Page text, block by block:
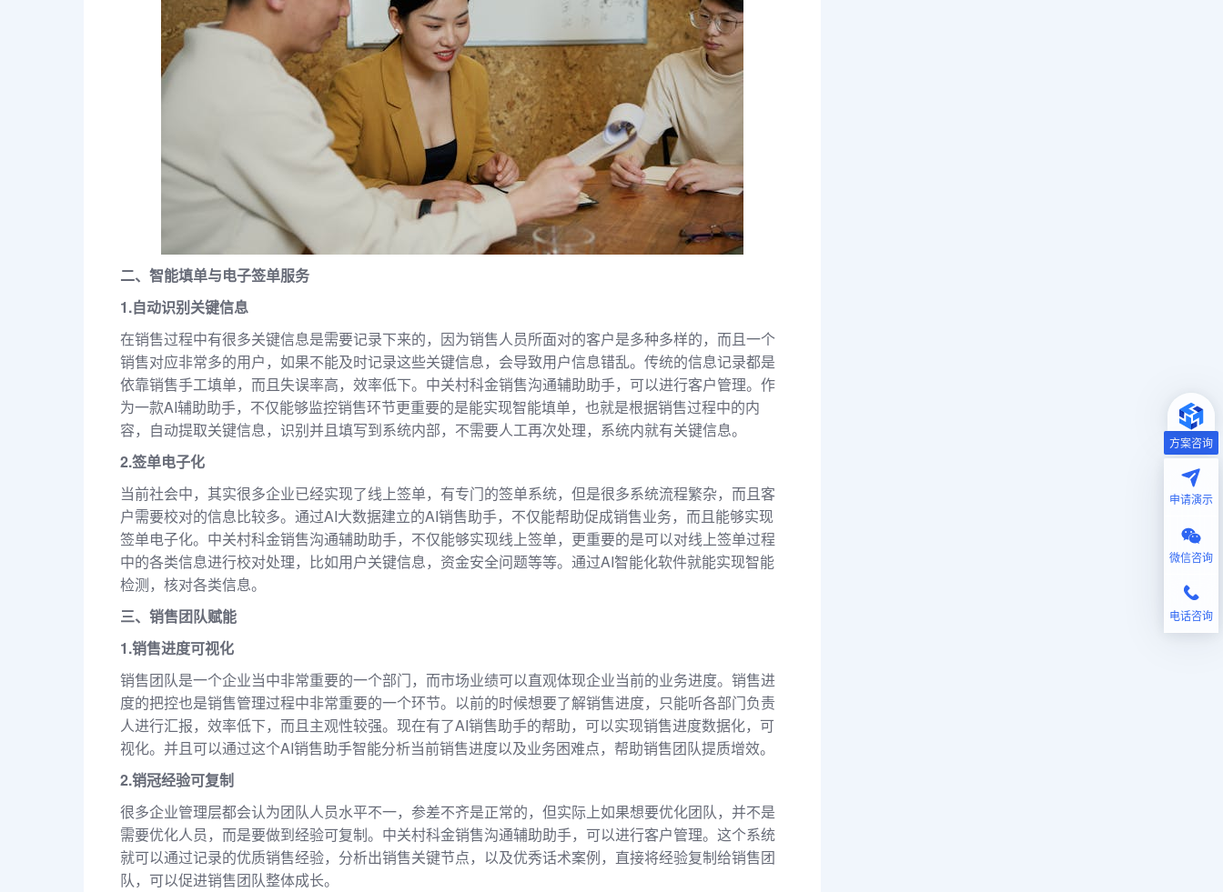
二、智能填单与电子签单服务
1.自动识别关键信息
在销售过程中有很多关键信息是需要记录下来的，因为销售人员所面对的客户是多种多样的，而且一个
销售对应非常多的用户，如果不能及时记录这些关键信息，会导致用户信息错乱。传统的信息记录都是
依靠销售手工填单，而且失误率高，效率低下。中关村科金销售沟通辅助助手，可以进行客户管理。作
为一款AI辅助助手，不仅能够监控销售环节更重要的是能实现智能填单，也就是根据销售过程中的内
容，自动提取关键信息，识别并且填写到系统内部，不需要人工再次处理，系统内就有关键信息。
2.签单电子化
当前社会中，其实很多企业已经实现了线上签单，有专门的签单系统，但是很多系统流程繁杂，而且客
户需要校对的信息比较多。通过AI大数据建立的AI销售助手，不仅能帮助促成销售业务，而且能够实现
签单电子化。中关村科金销售沟通辅助助手，不仅能够实现线上签单，更重要的是可以对线上签单过程
中的各类信息进行校对处理，比如用户关键信息，资金安全问题等等。通过AI智能化软件就能实现智能
检测，核对各类信息。
三、销售团队赋能
1.销售进度可视化
销售团队是一个企业当中非常重要的一个部门，而市场业绩可以直观体现企业当前的业务进度。销售进
度的把控也是销售管理过程中非常重要的一个环节。以前的时候想要了解销售进度，只能听各部门负责
人进行汇报，效率低下，而且主观性较强。现在有了AI销售助手的帮助，可以实现销售进度数据化，可
视化。并且可以通过这个AI销售助手智能分析当前销售进度以及业务困难点，帮助销售团队提质增效。
2.销冠经验可复制
很多企业管理层都会认为团队人员水平不一，参差不齐是正常的，但实际上如果想要优化团队，并不是
需要优化人员，而是要做到经验可复制。中关村科金销售沟通辅助助手，可以进行客户管理。这个系统
就可以通过记录的优质销售经验，分析出销售关键节点，以及优秀话术案例，直接将经验复制给销售团
队，可以促进销售团队整体成长。
方案咨询
申请演示
微信咨询
电话咨询